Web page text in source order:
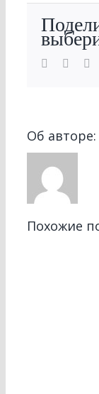
Facebook
Twitter
Об авторе:
Похожие